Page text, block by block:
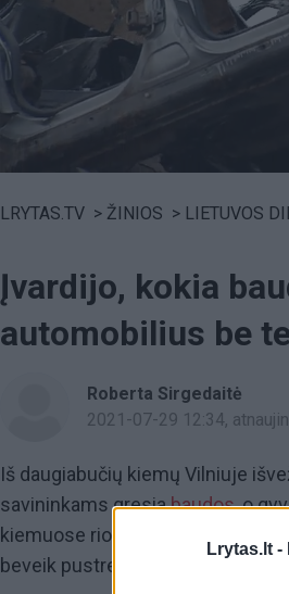
Lrytas.lt -
LRYTAS.TV > ŽINIOS > LIETUVOS
Įvardijo, kokia
automobilius be
Roberta Sirgedaitė
2021-07-29 12:34,
Iš daugiabučių kiemų Vilniuje
savininkams gresiabaudos,o
kiemuose riogsančius metalo
beveik pustrečio šimto